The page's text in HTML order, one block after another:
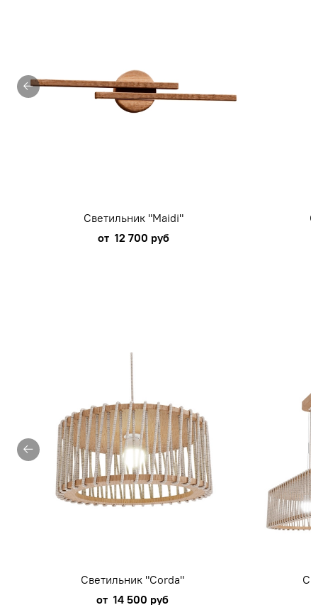
Светильник "Maidi"
от 12 700 руб
Светильник "Corda"
от 14 500 руб